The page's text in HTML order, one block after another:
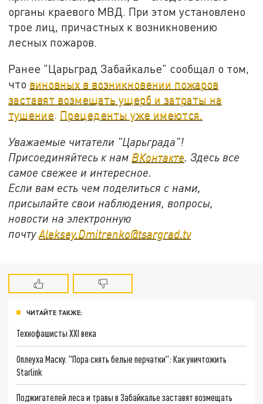
органы краевого МВД. При этом установлено
трое лиц, причастных к возникновению
лесных пожаров.
Ранее "Царьград Забайкалье" сообщал о том,
что виновных в возникновении пожаров
заставят возмещать ущерб и затраты на
тушение. Прецеденты уже имеются.
Уважаемые читатели "Царьграда"!
Присоединяйтесь к нам ВКонтакте. Здесь все
самое свежее и интересное.
Если вам есть чем поделиться с нами,
присылайте свои наблюдения, вопросы,
новости на электронную
почтуAleksey.Dmitrenko@tsargrad.tv
ЧИТАЙТЕ ТАКЖЕ:
Технофашисты XXI века
Оплеуха Маску. "Пора снять белые перчатки": Как уничтожить
Starlink
Поджигателей леса и травы в Забайкалье заставят возмещать